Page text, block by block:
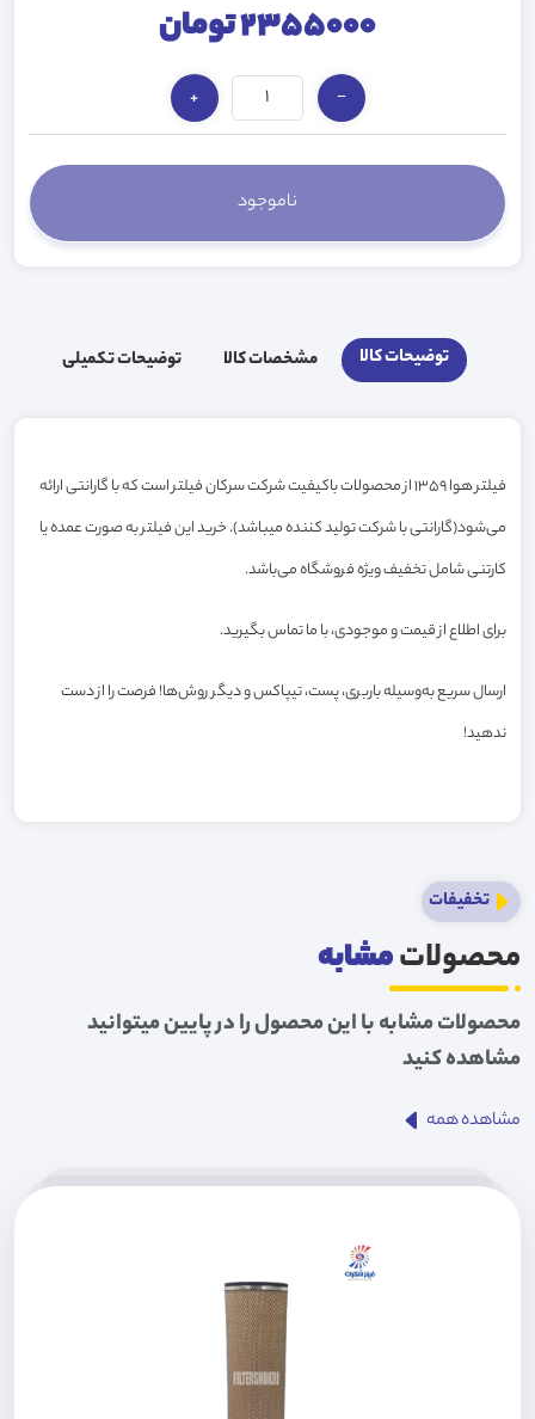
2355000 تومان
−
+
توضیحات کالا مشخصات کالا توضیحات تکمیلی
فیلتر هوا 1359 از محصولات باکیفیت شرکت سرکان فیلتر است که با گارانتی ارائه
می‌شود(گارانتی با شرکت تولید کننده میباشد). خرید این فیلتر به صورت عمده یا
کارتنی شامل تخفیف ویژه فروشگاه می‌باشد.
برای اطلاع از قیمت و موجودی، با ما تماس بگیرید.
ارسال سریع به‌وسیله باربری، پست، تیپاکس و دیگر روش‌ها! فرصت را از دست
ندهید!
تخفیفات
محصولاتمشابه
محصولات مشابه با این محصول را در پایین میتوانید
مشاهده کنید
مشاهده همه